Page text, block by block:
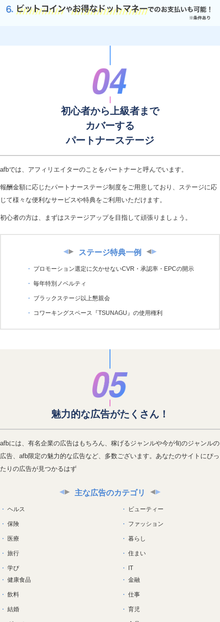
初心者から上級者まで
カバーする
パートナーステージ
afbでは、アフィリエイターのことをパートナーと呼んでいます。
報酬金額に応じたパートナーステージ制度をご用意しており、ステージに応
じて様々な便利なサービスや特典をご利用いただけます。
初心者の方は、まずはステージアップを目指して頑張りましょう。
ステージ特典一例
プロモーション選定に欠かせないCVR・承認率・EPCの開示
毎年特別ノベルティ
ブラックステージ以上懇親会
コワーキングスペース『TSUNAGU』の使用権利
魅力的な広告がたくさん！
afbには、有名企業の広告はもちろん、稼げるジャンルや今が旬のジャンルの
広告、afb限定の魅力的な広告など、多数ございます。あなたのサイトにぴっ
たりの広告が見つかるはず
主な広告のカテゴリ
ヘルス
保険
医療
旅行
学び
ビューティー
ファッション
暮らし
住まい
IT
健康食品
飲料
結婚
金融
仕事
育児